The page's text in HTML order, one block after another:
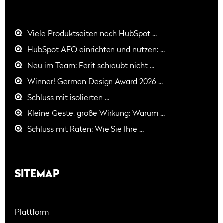
Viele Produktseiten nach HubSpot ...
HubSpot AEO einrichten und nutzen: ...
Neu im Team: Ferit schraubt nicht ...
Winner! German Design Award 2026 ...
Schluss mit isolierten ...
Kleine Geste, große Wirkung: Warum ...
Schluss mit Raten: Wie Sie Ihre ...
SITEMAP
Plattform